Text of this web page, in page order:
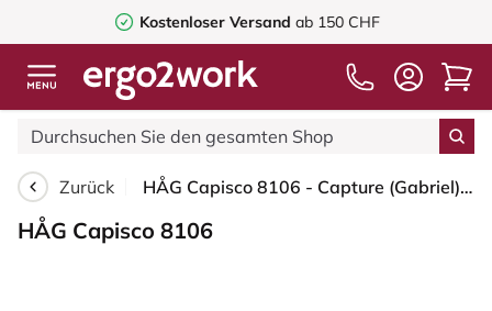
Kostenloser Versand ab 150 CHF
Zurück HÅG Capisco 8106 - Capture (Gabriel) - Wolle / Polyamid - CPT6401 - Ochre - Moss Grey - 265 mm (Sitzhöhe 53-79cm) - Weiche Rollen für harte Böden
HÅG Capisco 8106